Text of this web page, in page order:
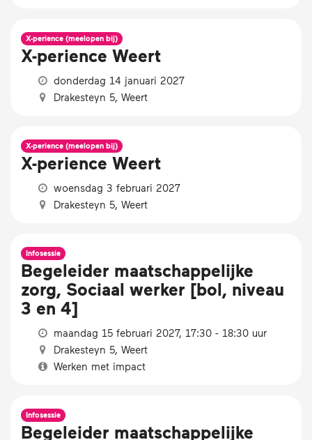
X-perience (meelopen bij)
X-perience Weert
donderdag 14 januari 2027
Drakesteyn 5, Weert
X-perience (meelopen bij)
X-perience Weert
woensdag 3 februari 2027
Drakesteyn 5, Weert
Infosessie
Begeleider maatschappelijke
zorg, Sociaal werker [bol, niveau
3 en 4]
maandag 15 februari 2027, 17:30 - 18:30 uur
Drakesteyn 5, Weert
Werken met impact
Infosessie
Begeleider maatschappelijke